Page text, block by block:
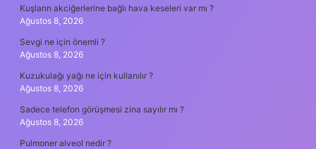
Kuşların akciğerlerine bağlı hava keseleri var mı ?
Ağustos 8, 2026
Sevgi ne için önemli ?
Ağustos 8, 2026
Kuzukulağı yağı ne için kullanılır ?
Ağustos 8, 2026
Sadece telefon görüşmesi zina sayılır mı ?
Ağustos 8, 2026
Pulmoner alveol nedir ?